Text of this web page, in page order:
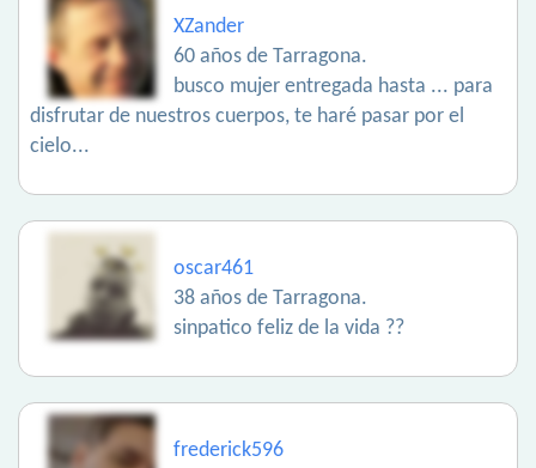
XZander
60 años de Tarragona.
busco mujer entregada hasta ... para
disfrutar de nuestros cuerpos, te haré pasar por el
cielo...
oscar461
38 años de Tarragona.
sinpatico feliz de la vida ??
frederick596